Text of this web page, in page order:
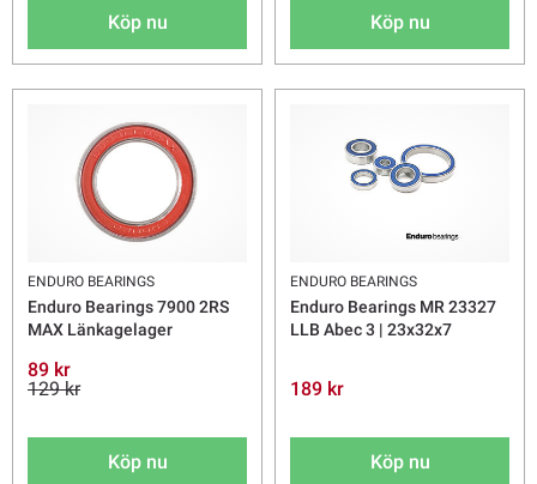
Köp nu Köp nu
ENDURO BEARINGS
Enduro Bearings 7900 2RS
MAX Länkagelager
89 kr
129 kr
Köp nu
ENDURO BEARINGS
Enduro Bearings MR 23327
LLB Abec 3 | 23x32x7
189 kr
Köp nu